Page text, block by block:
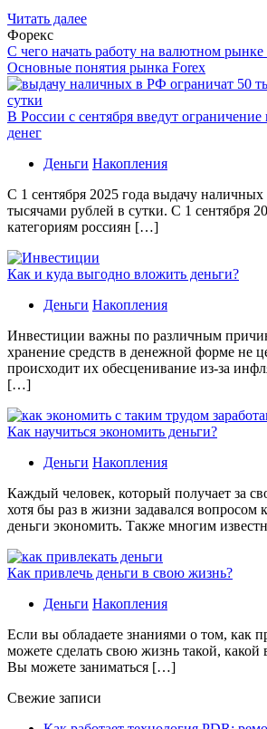
Читать далее
Форекс
С чего начать работу на валютном рынке
Основные понятия рынка Forex
В России с сентября введут
денег
Деньги Накопления
С 1 сентября 2025 года выдачу
тысячами рублей в сутки. С 1 сентября
категориям россиян […]
Как и куда выгодно вложить деньги?
Деньги Накопления
Инвестиции важны по различным
хранение средств в денежной форме не
происходит их обесценивание из-за
[…]
Как научиться экономить деньги?
Деньги Накопления
Каждый человек, который получает за
хотя бы раз в жизни задавался вопросом
деньги экономить. Также многим
Как привлечь деньги в свою жизнь?
Деньги Накопления
Если вы обладаете знаниями о том, как
можете сделать свою жизнь такой, какой
Вы можете заниматься […]
Свежие записи